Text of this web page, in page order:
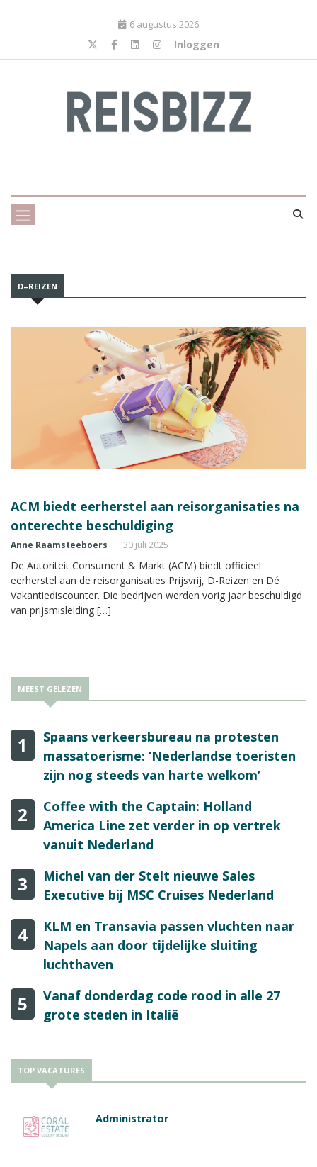
6 augustus 2026
Inloggen
D–REIZEN
ACM biedt eerherstel aan reisorganisaties na
onterechte beschuldiging
Anne Raamsteeboers 30 juli 2025
De Autoriteit Consument & Markt (ACM) biedt officieel
eerherstel aan de reisorganisaties Prijsvrij, D-Reizen en Dé
Vakantiediscounter. Die bedrijven werden vorig jaar beschuldigd
van prijsmisleiding […]
MEEST GELEZEN
1
Spaans verkeersbureau na protesten
massatoerisme: ‘Nederlandse toeristen
zijn nog steeds van harte welkom’
2
Coffee with the Captain: Holland
America Line zet verder in op vertrek
vanuit Nederland
3
Michel van der Stelt nieuwe Sales
Executive bij MSC Cruises Nederland
4
KLM en Transavia passen vluchten naar
Napels aan door tijdelijke sluiting
luchthaven
5
Vanaf donderdag code rood in alle 27
grote steden in Italië
TOP VACATURES
Administrator